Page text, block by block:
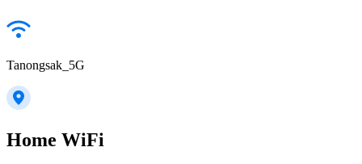
Tanongsak_5G
Home WiFi